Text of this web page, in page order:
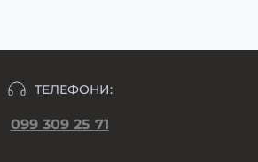
ТЕЛЕФОНИ:
099 309 25 71